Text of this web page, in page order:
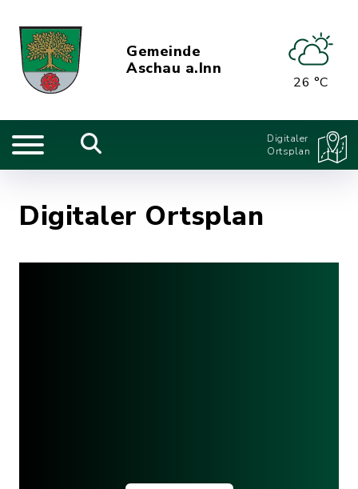
Gemeinde
Aschau a.Inn
26 °C
Digitaler
Ortsplan
Digitaler Ortsplan